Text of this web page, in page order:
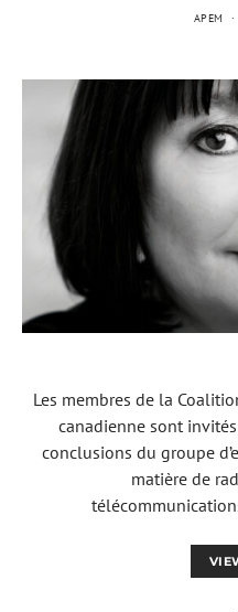
APEM
Les membres de la
canadienne sont
conclusions du groupe
matière de